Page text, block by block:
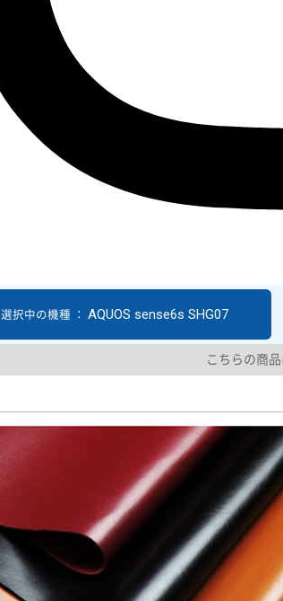
選択中の機種 ： AQUOS sense6s SHG07
こちらの商